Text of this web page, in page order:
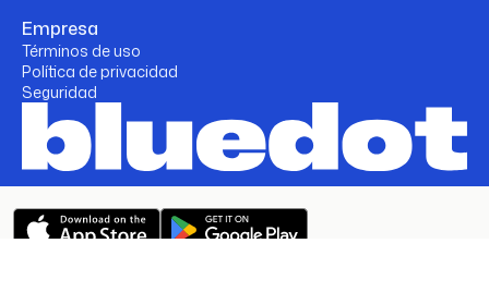
Empresa
Términos de uso
Política de privacidad
Seguridad